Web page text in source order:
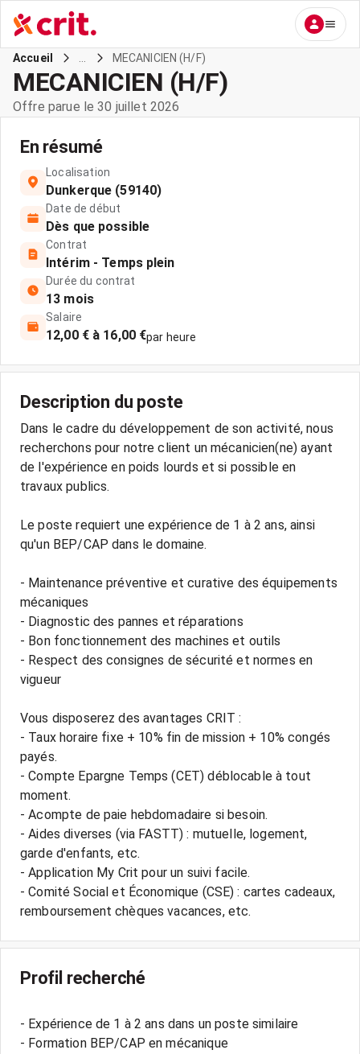
Accueil MECANICIEN (H/F)
MECANICIEN (H/F)
Offre parue le 30 juillet 2026
En résumé
Localisation
Dunkerque (59140)
Date de début
Dès que possible
Contrat
Intérim - Temps plein
Durée du contrat
13 mois
Salaire
12,00 € à 16,00 €par heure
Description du poste
Dans le cadre du développement de son activité, nous
recherchons pour notre client un mécanicien(ne) ayant
de l'expérience en poids lourds et si possible en
travaux publics.
Le poste requiert une expérience de 1 à 2 ans, ainsi
qu'un BEP/CAP dans le domaine.
- Maintenance préventive et curative des équipements
mécaniques
- Diagnostic des pannes et réparations
- Bon fonctionnement des machines et outils
- Respect des consignes de sécurité et normes en
vigueur
Vous disposerez des avantages CRIT :
- Taux horaire fixe + 10% fin de mission + 10% congés
payés.
- Compte Epargne Temps (CET) déblocable à tout
moment.
- Acompte de paie hebdomadaire si besoin.
- Aides diverses (via FASTT) : mutuelle, logement,
garde d'enfants, etc.
- Application My Crit pour un suivi facile.
- Comité Social et Économique (CSE) : cartes cadeaux,
Profil recherché
- Expérience de 1 à 2 ans dans un poste similaire
- Formation BEP/CAP en mécanique